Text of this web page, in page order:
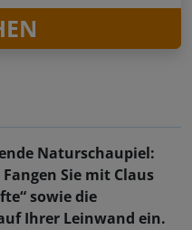
Naturschaupiel:
Sie mit Claus
sowie die
Ihrer Leinwand ein.